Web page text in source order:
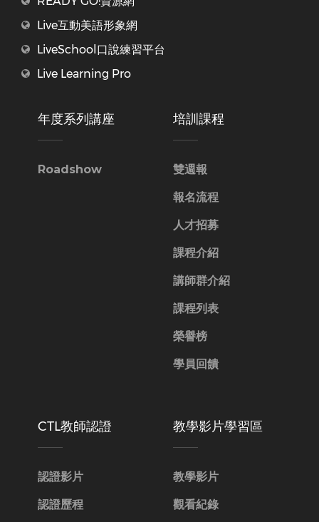
Live互動美語形象網
LiveSchool口說練習平台
Live Learning Pro
年度系列講座
Roadshow
培訓課程
雙週報
報名流程
人才招募
課程介紹
講師群介紹
課程列表
榮譽榜
學員回饋
CTL教師認證
認證影片
認證歷程
教學影片學習區
教學影片
觀看紀錄